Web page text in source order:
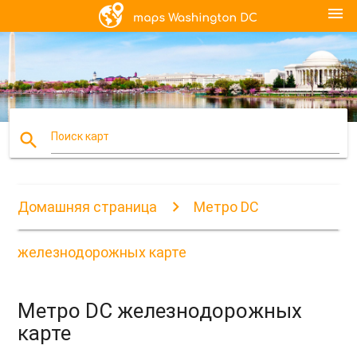
menu
search Поиск карт
Домашняя страница Метро DC
железнодорожных карте
Метро DC железнодорожных
карте